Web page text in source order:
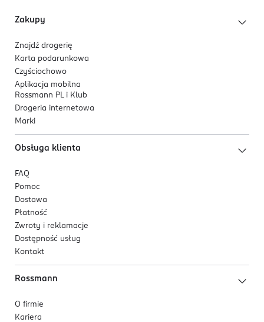
Zakupy
Znajdź drogerię
Karta podarunkowa
Czyściochowo
Aplikacja mobilna
Rossmann PL i Klub
Drogeria internetowa
Marki
Obsługa klienta
FAQ
Pomoc
Dostawa
Płatność
Zwroty i reklamacje
Dostępność usług
Kontakt
Rossmann
O firmie
Kariera